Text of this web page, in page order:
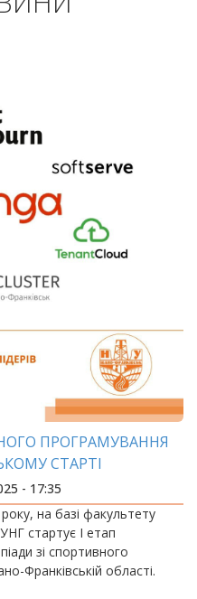
ПРОГРАМУВАННЯ
СТАРТІ
- 17:35
на базі факультету
стартує І етап
зі спортивного
Франківській області.